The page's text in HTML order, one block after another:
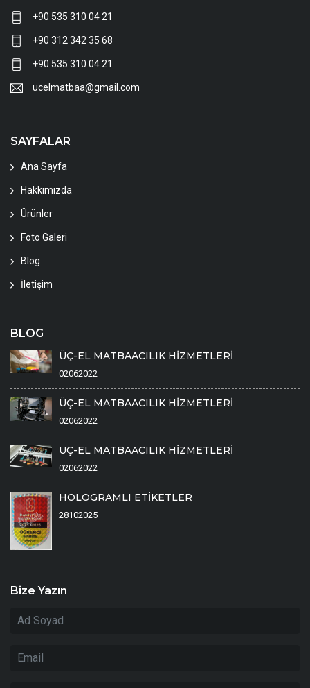
+90 535 310 04 21
+90 312 342 35 68
+90 535 310 04 21
ucelmatbaa@gmail.com
SAYFALAR
Ana Sayfa
Hakkımızda
Ürünler
Foto Galeri
Blog
İletişim
BLOG
ÜÇ-EL MATBAACILIK HİZMETLERİ
02062022
ÜÇ-EL MATBAACILIK HİZMETLERİ
02062022
ÜÇ-EL MATBAACILIK HİZMETLERİ
02062022
HOLOGRAMLI ETİKETLER
28102025
Bize Yazın